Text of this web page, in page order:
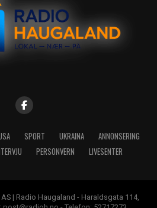
SPORT UKRAINA
ANNONSERING
PERSONVERN LIVESENTER
| Radio Haugaland - Haraldsgata 114,